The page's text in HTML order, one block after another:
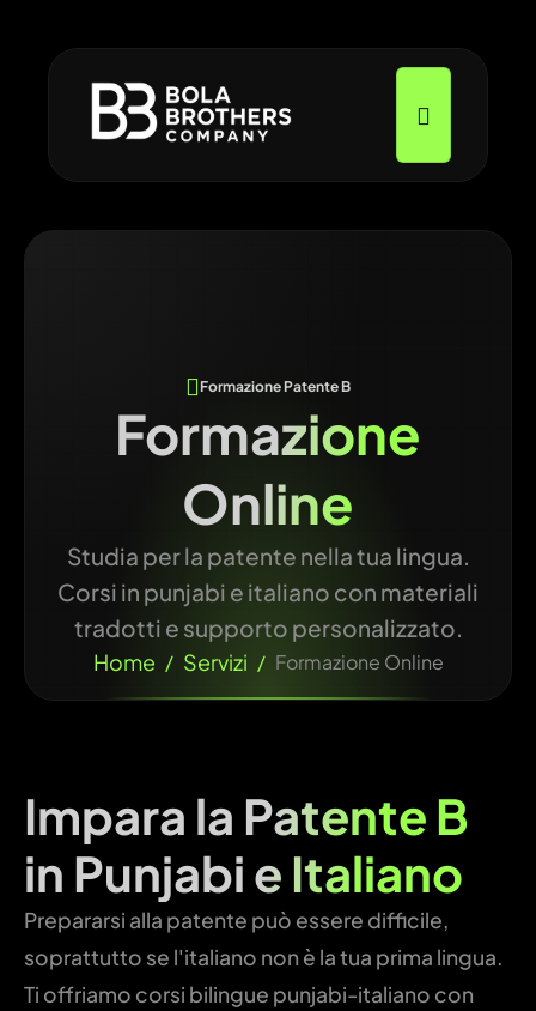
Formazione Patente B
Formazione
Online
Studia per la patente nella tua lingua.
Corsi in punjabi e italiano con materiali
tradotti e supporto personalizzato.
Home / Servizi / Formazione Online
Impara la Patente B
in Punjabi e Italiano
Prepararsi alla patente può essere difficile,
soprattutto se l'italiano non è la tua prima lingua.
Ti offriamo corsi bilingue punjabi-italiano con